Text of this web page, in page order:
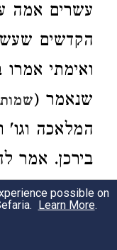
עשרים אמה
הקדשים
ואימתי
שנאמר (
המלאכה וגו'
בירכן. אמר
מעשה ידיכם.
ויהי נועם ה'
possible on
Learn More.